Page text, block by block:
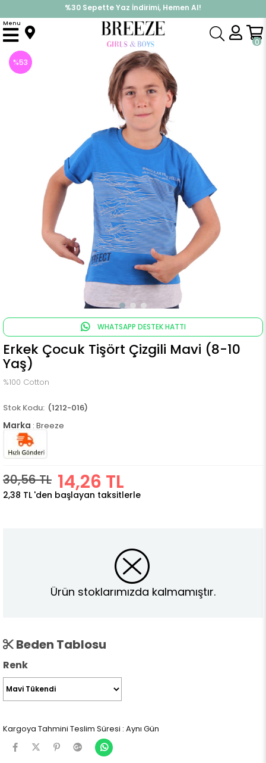
%30 Sepette Yaz İndirimi, Hemen Al!
İndirimlere ek %10 İndirimi Kap, Hemen Üye Ol!
0
Menu
Anasayfa Üst Giyim Tişört Erkek Çocuk Tişört Çizgili Mavi (8-10 Yaş)
%53
WHATSAPP DESTEK HATTI
Erkek Çocuk Tişört Çizgili Mavi (8-10
Yaş)
%100 Cotton
(1212-016)
Marka : Breeze
30,56 TL 14,26 TL
2,38 TL 'den başlayan taksitlerle
Ürün stoklarımızda kalmamıştır.
Beden Tablosu
Renk
Kargoya Tahmini Teslim Süresi : Aynı Gün